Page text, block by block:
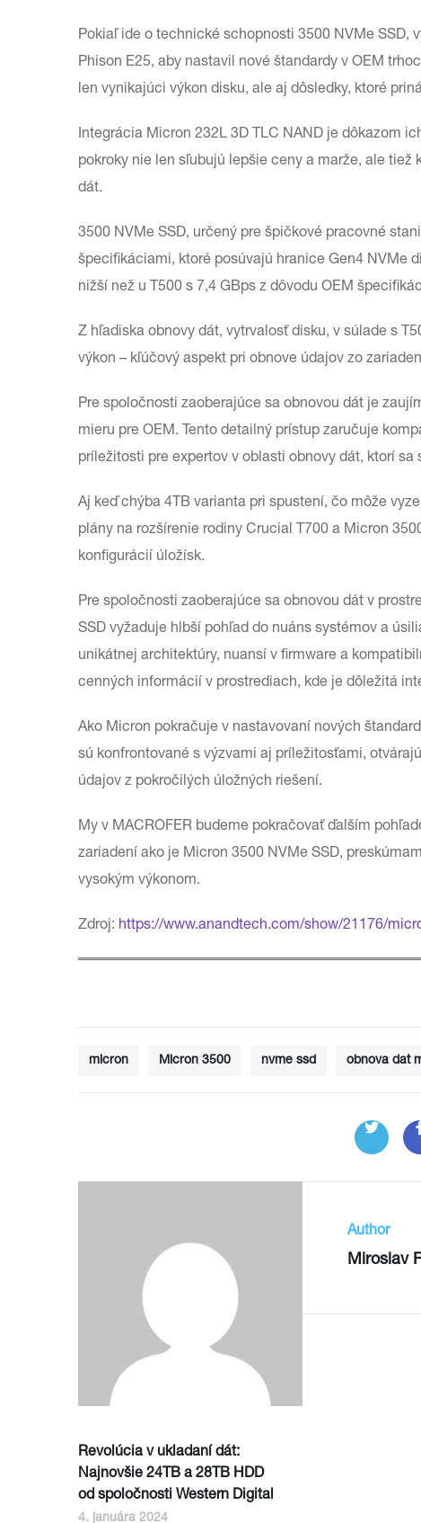
Pokiaľ ide o technické schopnosti 3500 NVMe SSD,
Phison E25, aby nastavil nové štandardy v OEM
len vynikajúci výkon disku, ale aj dôsledky, ktoré
Integrácia Micron 232L 3D TLC NAND je dôkazom
pokroky nie len sľubujú lepšie ceny a marže, ale
dát.
3500 NVMe SSD, určený pre špičkové pracovné
špecifikáciami, ktoré posúvajú hranice Gen4 NVMe
nižší než u T500 s 7,4 GBps z dôvodu OEM
Z hľadiska obnovy dát, vytrvalosť disku, v súlade s
výkon – kľúčový aspekt pri obnove údajov zo
Pre spoločnosti zaoberajúce sa obnovou dát je
mieru pre OEM. Tento detailný prístup zaručuje
príležitosti pre expertov v oblasti obnovy dát, ktorí
Aj keď chýba 4TB varianta pri spustení, čo môže
plány na rozšírenie rodiny Crucial T700 a Micron
konfigurácií úložísk.
Pre spoločnosti zaoberajúce sa obnovou dát v
SSD vyžaduje hlbší pohľad do nuáns systémov a
unikátnej architektúry, nuansí v firmware a
cenných informácií v prostrediach, kde je dôležitá
Ako Micron pokračuje v nastavovaní nových
sú konfrontované s výzvami aj príležitosťami,
údajov z pokročilých úložných riešení.
My v MACROFER budeme pokračovať ďalším
zariadení ako je Micron 3500 NVMe SSD,
vysokým výkonom.
Zdroj: https://www.anandtech.com/show/21176/
micron Micron 3500 nvme ssd obnova dat
Author
Miroslav
Revolúcia v ukladaní dát:
Najnovšie 24TB a 28TB HDD
od spoločnosti Western Digital
4. januára 2024